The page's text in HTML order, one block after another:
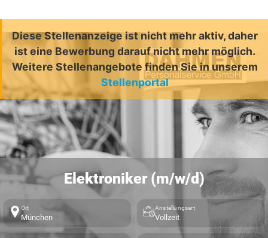
Diese Stellenanzeige ist nicht mehr aktiv, daher
ist eine Bewerbung darauf nicht mehr möglich.
Weitere Stellenangebote finden Sie in unserem
Stellenportal
Elektroniker (m/w/d)
Ort
München
Anstellungsart
Vollzeit